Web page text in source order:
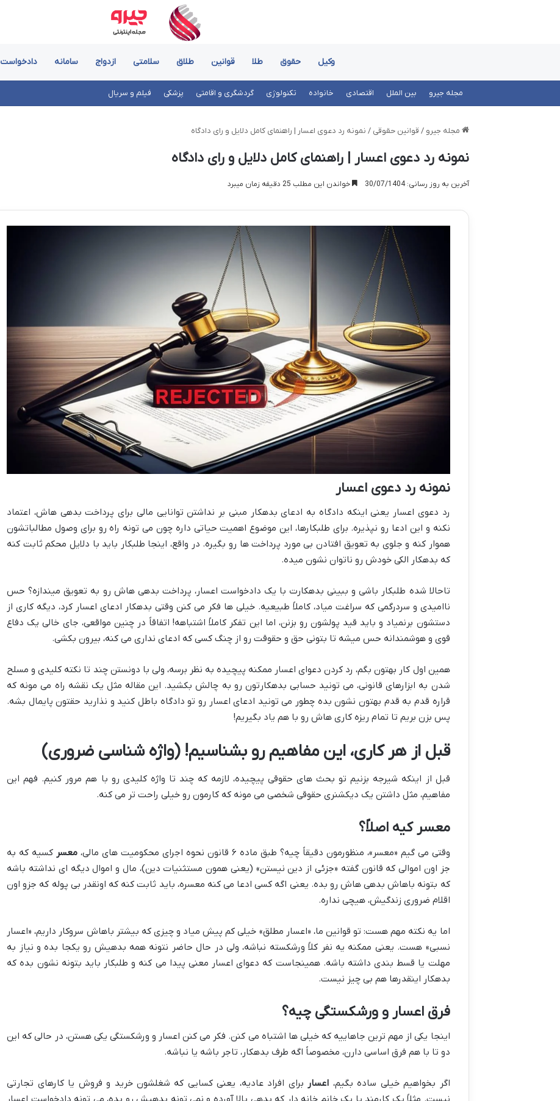
وکیل حقوق طلا قوانین طلاق سلامتی ازدواج سامانه دادخواست
مجله جیرو بین الملل اقتصادی خانواده تکنولوژی گردشگری و اقامتی پزشکی فیلم و سریال
مجله جیرو / قوانین حقوقی / نمونه رد دعوی اعسار | راهنمای کامل دلایل و رای دادگاه
نمونه رد دعوی اعسار | راهنمای کامل دلایل و رای دادگاه
آخرین به روز رسانی: 30/07/1404 خواندن این مطلب 25 دقیقه زمان میبرد
نمونه رد دعوی اعسار
رد دعوی اعسار یعنی اینکه دادگاه به ادعای بدهکار مبنی بر نداشتن توانایی مالی برای پرداخت بدهی هاش، اعتماد
نکنه و این ادعا رو نپذیره. برای طلبکارها، این موضوع اهمیت حیاتی داره چون می تونه راه رو برای وصول مطالباتشون
هموار کنه و جلوی به تعویق افتادن بی مورد پرداخت ها رو بگیره. در واقع، اینجا طلبکار باید با دلایل محکم ثابت کنه
که بدهکار الکی خودش رو ناتوان نشون میده.
تاحالا شده طلبکار باشی و ببینی بدهکارت با یک دادخواست اعسار، پرداخت بدهی هاش رو به تعویق میندازه؟ حس
ناامیدی و سردرگمی که سراغت میاد، کاملاً طبیعیه. خیلی ها فکر می کنن وقتی بدهکار ادعای اعسار کرد، دیگه کاری از
دستشون برنمیاد و باید قید پولشون رو بزنن، اما این تفکر کاملاً اشتباهه! اتفاقاً در چنین مواقعی، جای خالی یک دفاع
قوی و هوشمندانه حس میشه تا بتونی حق و حقوقت رو از چنگ کسی که ادعای نداری می کنه، بیرون بکشی.
همین اول کار بهتون بگم، رد کردن دعوای اعسار ممکنه پیچیده به نظر برسه، ولی با دونستن چند تا نکته کلیدی و مسلح
شدن به ابزارهای قانونی، می تونید حسابی بدهکارتون رو به چالش بکشید. این مقاله مثل یک نقشه راه می مونه که
قراره قدم به قدم بهتون نشون بده چطور می تونید ادعای اعسار رو تو دادگاه باطل کنید و نذارید حقتون پایمال بشه.
پس بزن بریم تا تمام ریزه کاری هاش رو با هم یاد بگیریم!
قبل از هر کاری، این مفاهیم رو بشناسیم! (واژه شناسی ضروری)
قبل از اینکه شیرجه بزنیم تو بحث های حقوقی پیچیده، لازمه که چند تا واژه کلیدی رو با هم مرور کنیم. فهم این
مفاهیم، مثل داشتن یک دیکشنری حقوقی شخصی می مونه که کارمون رو خیلی راحت تر می کنه.
معسر کیه اصلاً؟
وقتی می گیم «معسر»، منظورمون دقیقاً چیه؟ طبق ماده ۶ قانون نحوه اجرای محکومیت های مالی، معسر کسیه که به
جز اون اموالی که قانون گفته «جزئی از دین نیستن» (یعنی همون مستثنیات دین)، مال و اموال دیگه ای نداشته باشه
که بتونه باهاش بدهی هاش رو بده. یعنی اگه کسی ادعا می کنه معسره، باید ثابت کنه که اونقدر بی پوله که جزو اون
اقلام ضروری زندگیش، هیچی نداره.
اما یه نکته مهم هست: تو قوانین ما، «اعسار مطلق» خیلی کم پیش میاد و چیزی که بیشتر باهاش سروکار داریم، «اعسار
نسبی» هست. یعنی ممکنه یه نفر کلاً ورشکسته نباشه، ولی در حال حاضر نتونه همه بدهیش رو یکجا بده و نیاز به
مهلت یا قسط بندی داشته باشه. همینجاست که دعوای اعسار معنی پیدا می کنه و طلبکار باید بتونه نشون بده که
بدهکار اینقدرها هم بی چیز نیست.
فرق اعسار و ورشکستگی چیه؟
اینجا یکی از مهم ترین جاهاییه که خیلی ها اشتباه می کنن. فکر می کنن اعسار و ورشکستگی یکی هستن، در حالی که این
دو تا با هم فرق اساسی دارن، مخصوصاً اگه طرف بدهکار، تاجر باشه یا نباشه.
اگر بخواهیم خیلی ساده بگیم، اعسار برای افراد عادیه، یعنی کسایی که شغلشون خرید و فروش یا کارهای تجارتی